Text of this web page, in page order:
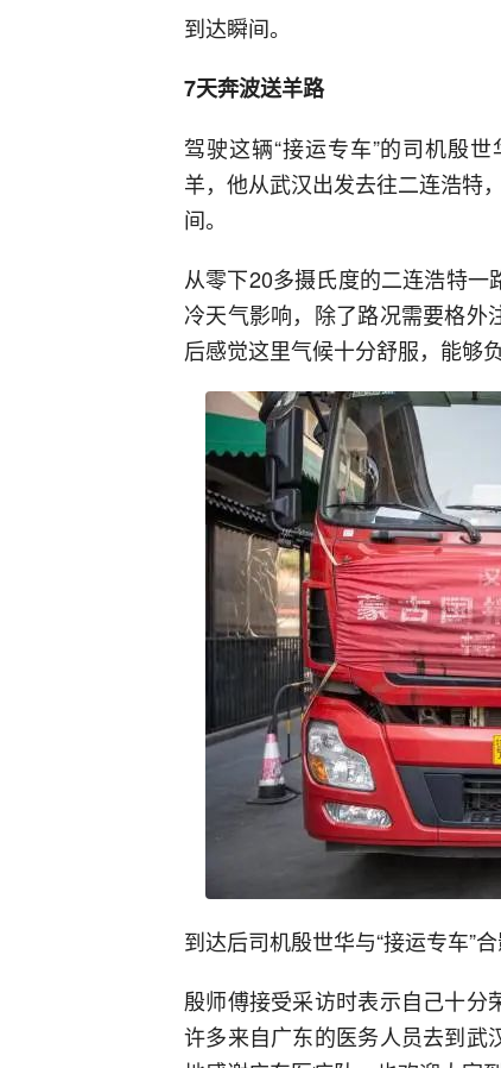
到达瞬间。
7天奔波送羊路
驾驶这辆“接运专车”的司机殷
羊，他从武汉出发去往二连浩特
间。
从零下20多摄氏度的二连浩特
冷天气影响，除了路况需要格外
后感觉这里气候十分舒服，能够
到达后司机殷世华与“接运专车”合
殷师傅接受采访时表示自己十分
许多来自广东的医务人员去到武